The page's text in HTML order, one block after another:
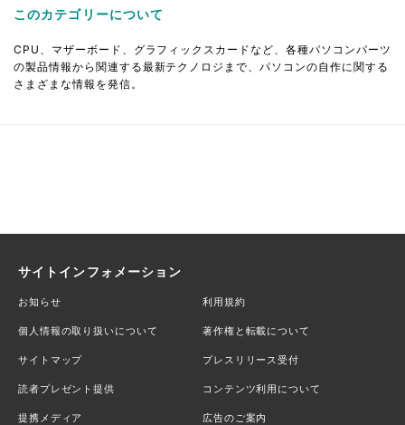
このカテゴリーについて
CPU、マザーボード、グラフィックスカードなど、各種パソコンパーツ
の製品情報から関連する最新テクノロジまで、パソコンの自作に関する
さまざまな情報を発信。
サイトインフォメーション
お知らせ 利用規約
個人情報の取り扱いについて 著作権と転載について
サイトマップ プレスリリース受付
読者プレゼント提供 コンテンツ利用について
提携メディア 広告のご案内